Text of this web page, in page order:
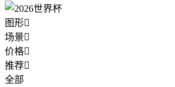
图形
场景
价格
推荐
全部